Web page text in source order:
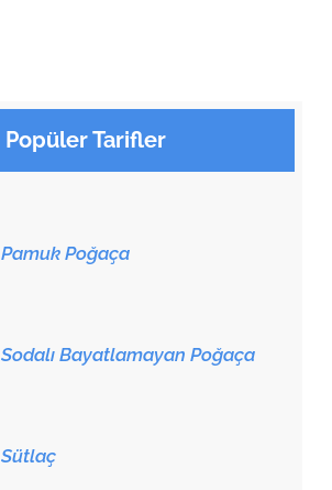
Popüler Tarifler
Pamuk Poğaça
Sodalı Bayatlamayan Poğaça
Sütlaç